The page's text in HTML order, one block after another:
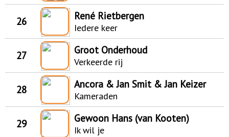
26 René Rietbergen
Iedere keer
27 Groot Onderhoud
Verkeerde rij
28 Ancora & Jan Smit & Jan Keizer
Kameraden
29 Gewoon Hans (van Kooten)
Ik wil je